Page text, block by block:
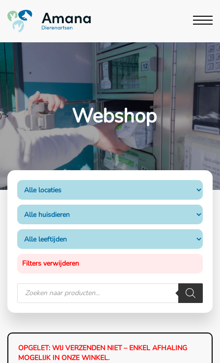
)"> Webshop
Filters verwijderen
OPGELET: WIJ VERZENDEN NIET – ENKEL AFHALING
MOGELIJK IN ONZE WINKEL.